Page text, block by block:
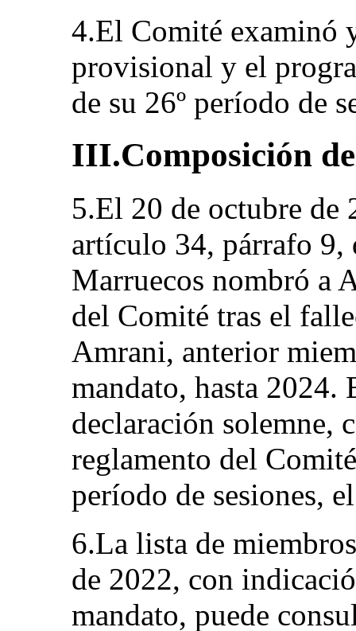
4.El Comité examinó
provisional y el
de su 26º período de
III.Composición
5.El 20 de octubre de
artículo 34, párrafo 9,
Marruecos nombró a
del Comité tras el
Amrani, anterior
mandato, hasta
declaración solemne,
reglamento del
período de sesiones,
6.La lista de
de 2022, con
mandato, puede